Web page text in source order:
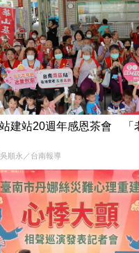
建站20週年感恩茶會 「
順永／台南報導